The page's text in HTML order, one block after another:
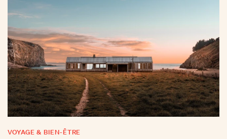
VOYAGE & BIEN-ÊTRE